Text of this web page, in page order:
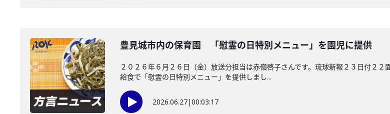
豊見城市内の保育園 「慰霊の日特別メニュー」を園児に提供
２０２６年６月２６日（金）放送分担当は赤嶺啓子さんです。琉球新報２３日付２
給食で「慰霊の日特別メニュー」を提供しまし...
2026.06.27|00:03:17